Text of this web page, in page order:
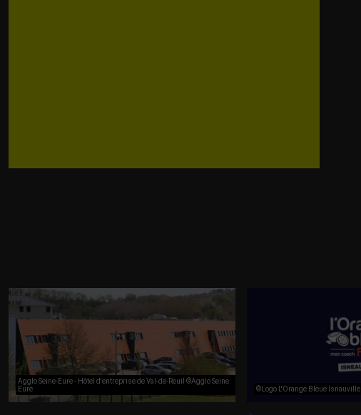
Agglo Seine-Eure - Hôtel d'entreprise de Val-de-Reuil ©Agglo Seine
Eure
©Logo L'Orange Bleue Isnauville